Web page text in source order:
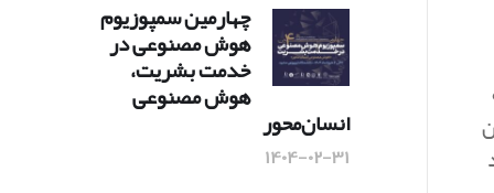
چهارمین سمپوزیوم
هوش مصنوعی در
خدمت بشریت،
هوش مصنوعی
انسان‌محور
۱۴۰۴-۰۲-۳۱